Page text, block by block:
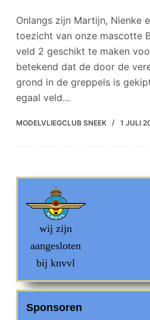
k
Onlangs zijn Martijn, Nienke
toezicht van onze mascotte
veld 2 geschikt te maken
betekend dat de door de
grond in de greppels is
egaal veld…
MODELVLIEGCLUB SNEEK 1 JULI
wij zijn
aangesloten
bij knvvl
Sponsoren